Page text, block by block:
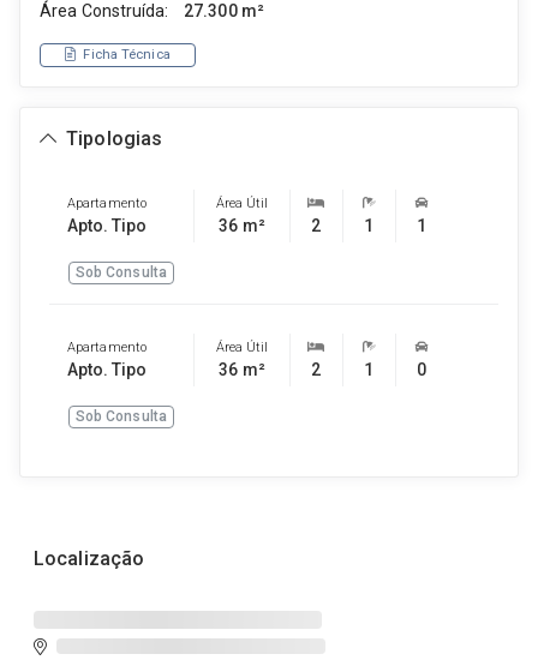
Área Construída:
27.300 m²
Ficha Técnica
Tipologias
Apartamento
Apto. Tipo
Área Útil
36 m² 2 1 1
Sob Consulta
Apartamento
Apto. Tipo
Área Útil
36 m² 2 1 0
Sob Consulta
Localização